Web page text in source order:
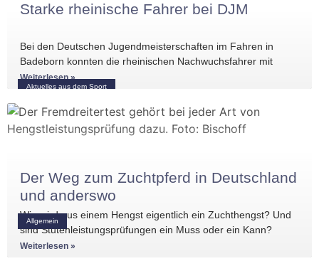
Aktuelles aus dem Sport
Starke rheinische Fahrer bei DJM
Bei den Deutschen Jugendmeisterschaften im Fahren in
Badeborn konnten die rheinischen Nachwuchsfahrer mit
mehreren vorderen Platzierungen überzeugen. Frederik
Koitka erreichte
Weiterlesen »
Allgemein
Der Weg zum Zuchtpferd in Deutschland
und anderswo
Wie wird aus einem Hengst eigentlich ein Zuchthengst? Und
sind Stutenleistungsprüfungen ein Muss oder ein Kann?
Einblicke in die Regelwerke
Weiterlesen »